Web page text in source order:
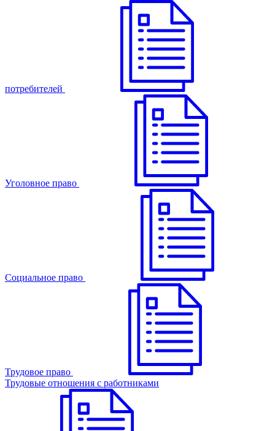
потребителей
Уголовное право
Cоциальное право
Трудовое право
Трудовые отношения с работниками